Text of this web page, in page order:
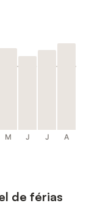
M J J A
de férias